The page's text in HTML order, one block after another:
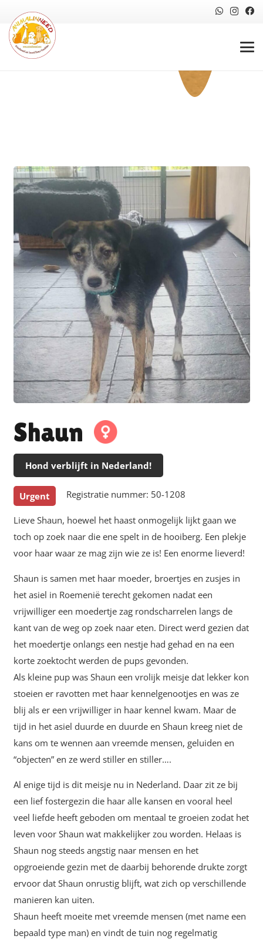
Shaun
Hond verblijft in Nederland!
Urgent Registratie nummer: 50-1208
Lieve Shaun, hoewel het haast onmogelijk lijkt gaan we
toch op zoek naar die ene spelt in de hooiberg. Een plekje
voor haar waar ze mag zijn wie ze is! Een enorme lieverd!
Shaun is samen met haar moeder, broertjes en zusjes in
het asiel in Roemenië terecht gekomen nadat een
vrijwilliger een moedertje zag rondscharrelen langs de
kant van de weg op zoek naar eten. Direct werd gezien dat
het moedertje onlangs een nestje had gehad en na een
korte zoektocht werden de pups gevonden.
Als kleine pup was Shaun een vrolijk meisje dat lekker kon
stoeien er ravotten met haar kennelgenootjes en was ze
blij als er een vrijwilliger in haar kennel kwam. Maar de
tijd in het asiel duurde en duurde en Shaun kreeg niet de
kans om te wennen aan vreemde mensen, geluiden en
“objecten” en ze werd stiller en stiller….
Al enige tijd is dit meisje nu in Nederland. Daar zit ze bij
een lief fostergezin die haar alle kansen en vooral heel
veel liefde heeft geboden om mentaal te groeien zodat het
leven voor Shaun wat makkelijker zou worden. Helaas is
Shaun nog steeds angstig naar mensen en het
opgroeiende gezin met de daarbij behorende drukte zorgt
ervoor dat Shaun onrustig blijft, wat zich op verschillende
manieren kan uiten.
Shaun heeft moeite met vreemde mensen (met name een
bepaald type man) en vindt de tuin nog regelmatig